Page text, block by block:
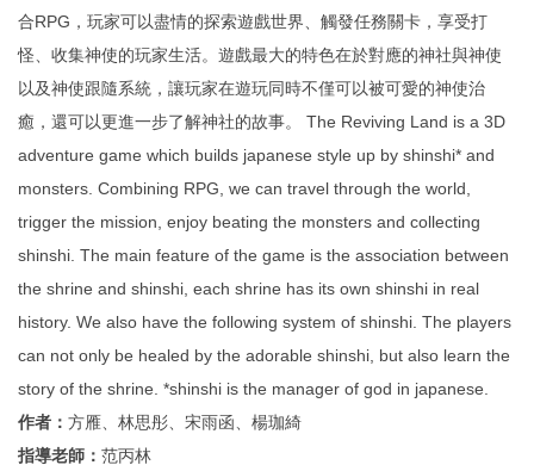
合RPG，玩家可以盡情的探索遊戲世界、觸發任務關卡，享受打
怪、收集神使的玩家生活。遊戲最大的特色在於對應的神社與神使
以及神使跟隨系統，讓玩家在遊玩同時不僅可以被可愛的神使治
癒，還可以更進一步了解神社的故事。 The Reviving Land is a 3D
adventure game which builds japanese style up by shinshi* and
monsters. Combining RPG, we can travel through the world,
trigger the mission, enjoy beating the monsters and collecting
shinshi. The main feature of the game is the association between
the shrine and shinshi, each shrine has its own shinshi in real
history. We also have the following system of shinshi. The players
can not only be healed by the adorable shinshi, but also learn the
story of the shrine. *shinshi is the manager of god in japanese.
作者： 方雁、林思彤、宋雨函、楊珈綺
指導老師： 范丙林